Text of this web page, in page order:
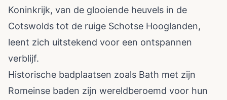
Koninkrijk, van de glooiende heuvels in de
Cotswolds tot de ruige Schotse Hooglanden,
leent zich uitstekend voor een ontspannen
verblijf.
Historische badplaatsen zoals Bath met zijn
Romeinse baden zijn wereldberoemd voor hun